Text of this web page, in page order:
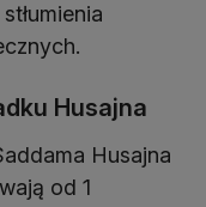
Husajna
Husajna
od 1